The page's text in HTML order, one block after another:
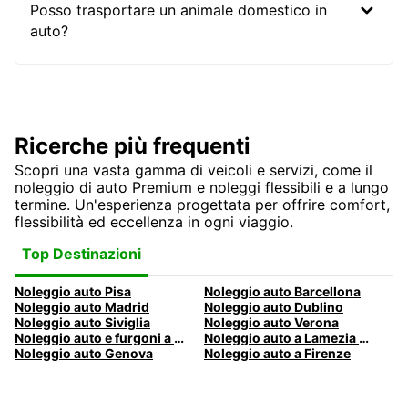
Posso trasportare un animale domestico in
auto?
Ricerche più frequenti
Scopri una vasta gamma di veicoli e servizi, come il
noleggio di auto Premium e noleggi flessibili e a lungo
termine. Un'esperienza progettata per offrire comfort,
flessibilità ed eccellenza in ogni viaggio.
Top Destinazioni
Noleggio auto Pisa
Noleggio auto Barcellona
Noleggio auto Madrid
Noleggio auto Dublino
Noleggio auto Siviglia
Noleggio auto Verona
Noleggio auto e furgoni a Pescara
Noleggio auto a Lamezia Terme, Italia
Noleggio auto Genova
Noleggio auto a Firenze